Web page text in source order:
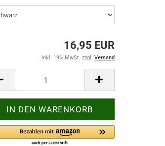
16,95 EUR
inkl. 19% MwSt. zzgl. Versand